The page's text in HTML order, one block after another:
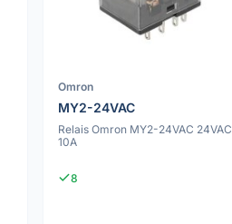
Omron
MY2-24VAC
Relais Omron MY2-24VAC 24VAC
10A
8